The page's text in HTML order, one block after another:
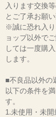
入ります交換
とご了承お願い
※誠に恐れ入
ョップ以外で
しては一度購
します。
■不良品以外の
以下の条件を
す。
1.未使用・未開